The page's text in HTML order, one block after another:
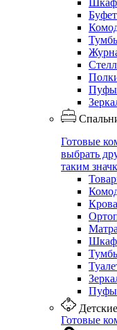
Пуфы
Готовые
выбрать
таким
Пуфы
Детские
Готовые